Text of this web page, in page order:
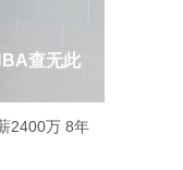
查无此
2400万 8年